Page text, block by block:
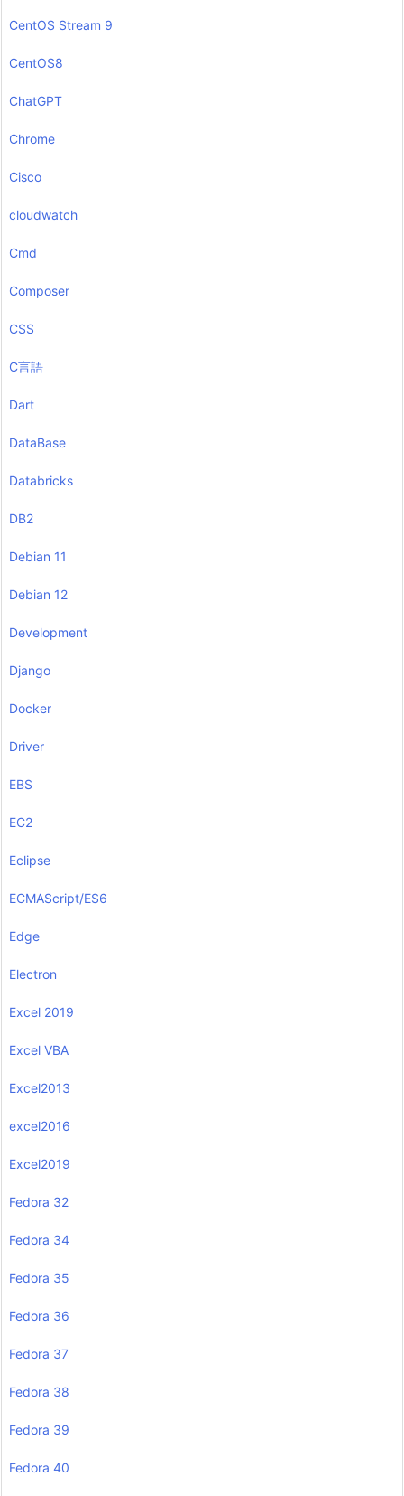
CentOS Stream 9
CentOS8
ChatGPT
Chrome
Cisco
cloudwatch
Cmd
Composer
CSS
C言語
Dart
DataBase
Databricks
DB2
Debian 11
Debian 12
Development
Django
Docker
Driver
EBS
EC2
Eclipse
ECMAScript/ES6
Edge
Electron
Excel 2019
Excel VBA
Excel2013
excel2016
Excel2019
Fedora 32
Fedora 34
Fedora 35
Fedora 36
Fedora 37
Fedora 38
Fedora 39
Fedora 40